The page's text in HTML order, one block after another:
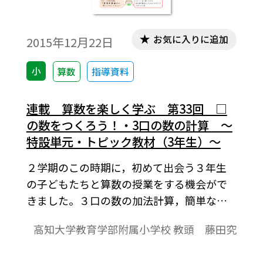
2015年12月22日
小 算数 指導資料
お気に入りに追加
連載 算数を楽しく学ぶ 第33回 □
の数をつくろう！・3口の数の計算 ～
特設単元・トピック教材（3年生）～
２学期のこの時期に，初めて出会う３年生
の子どもたちと算数の授業をする機会がで
きました。３口の数の加法計算，簡単な加
ついての理解を深めてきている子どもたち
高知大学教育学部附属小学校 教頭 藤田究